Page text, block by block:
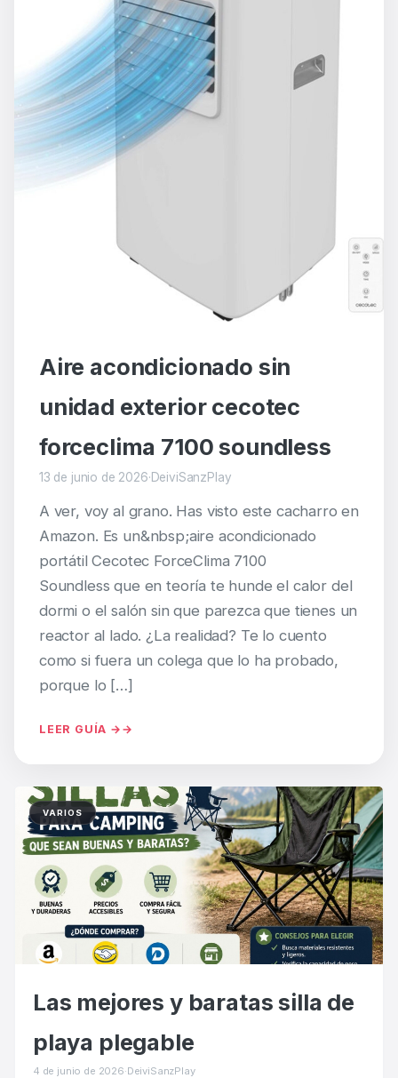
Aire acondicionado sin
unidad exterior cecotec
forceclima 7100 soundless
13 de junio de 2026·DeiviSanzPlay
A ver, voy al grano. Has visto este cacharro en
Amazon. Es un&nbsp;aire acondicionado
portátil Cecotec ForceClima 7100
Soundless que en teoría te hunde el calor del
dormi o el salón sin que parezca que tienes un
reactor al lado. ¿La realidad? Te lo cuento
como si fuera un colega que lo ha probado,
porque lo […]
LEER GUÍA →
VARIOS
Las mejores y baratas silla de
playa plegable
4 de junio de 2026·DeiviSanzPlay